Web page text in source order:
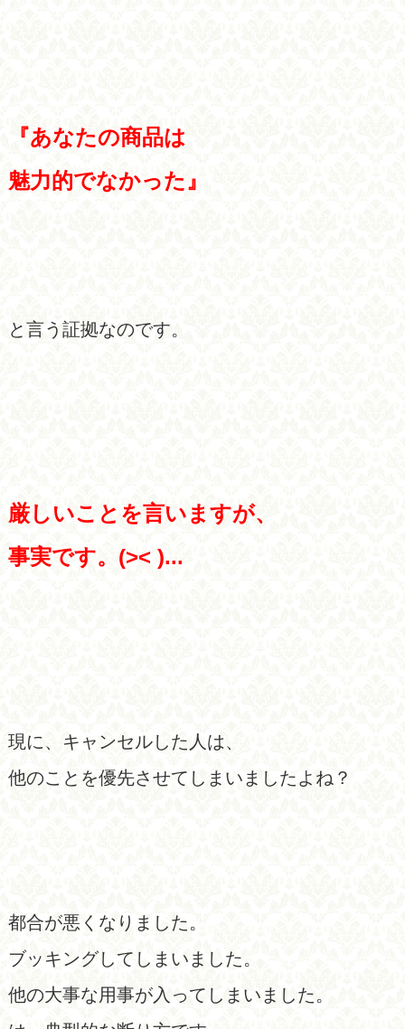
『あなたの商品は
魅力的でなかった』
と言う証拠なのです。
厳しいことを言いますが、
事実です。(>< )...
現に、キャンセルした人は、
他のことを優先させてしまいましたよね？
都合が悪くなりました。
ブッキングしてしまいました。
他の大事な用事が入ってしまいました。